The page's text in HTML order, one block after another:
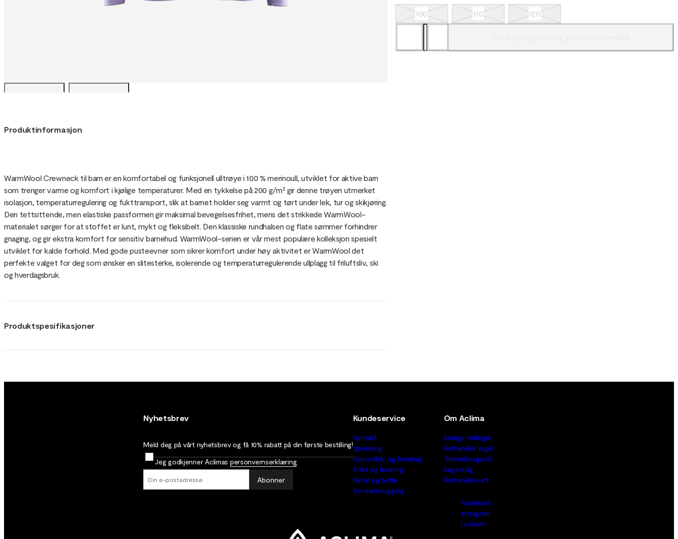
Produktinformasjon
WarmWool Crewneck til barn er en komfortabel og funksjonell ulltrøye i 100 % merinoull, utviklet for aktive barn
som trenger varme og komfort i kjølige temperaturer. Med en tykkelse på 200 g/m² gir denne trøyen utmerket
isolasjon, temperaturregulering og fukttransport, slik at barnet holder seg varmt og tørt under lek, tur og skikjøring.
Den tettsittende, men elastiske passformen gir maksimal bevegelsesfrihet, mens det strikkede WarmWool-
materialet sørger for at stoffet er lunt, mykt og fleksibelt. Den klassiske rundhalsen og flate sømmer forhindrer
gnaging, og gir ekstra komfort for sensitiv barnehud. WarmWool-serien er vår mest populære kolleksjon spesielt
utviklet for kalde forhold. Med gode pusteevner som sikrer komfort under høy aktivitet er WarmWool det
perfekte valget for deg som ønsker en slitesterke, isolerende og temperaturregulerende ullplagg til friluftsliv, ski
og hverdagsbruk.
Produktspesifikasjoner
100 110 120
Nyhetsbrev
Meld deg på vårt nyhetsbrev og få 10% rabatt på din første bestilling!
Jeg godkjenner Aclimas personvernserklæring
Abonner
Kundeservice
Kontakt
Sponsing
Kjøpsvilkår og betaling
Frakt og levering
Retur og bytte
Kundeinnlogging
Om Aclima
Ledige stillinger
Forhandler login
Størrelsesguide
Lagersalg
Forhandlerkart
Facebook
Instagram
LinkedIn